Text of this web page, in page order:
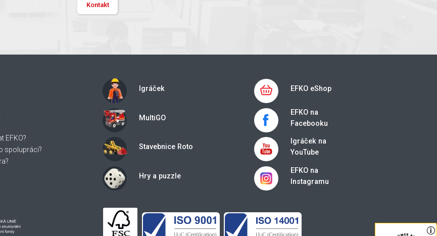
Kontakt
EFKO?
spolupráci?
Igráček
MultiGO
Stavebnice Roto
Hry a puzzle
EFKO eShop
EFKO na
Facebooku
Igráček na
YouTube
EFKO na
Instagramu